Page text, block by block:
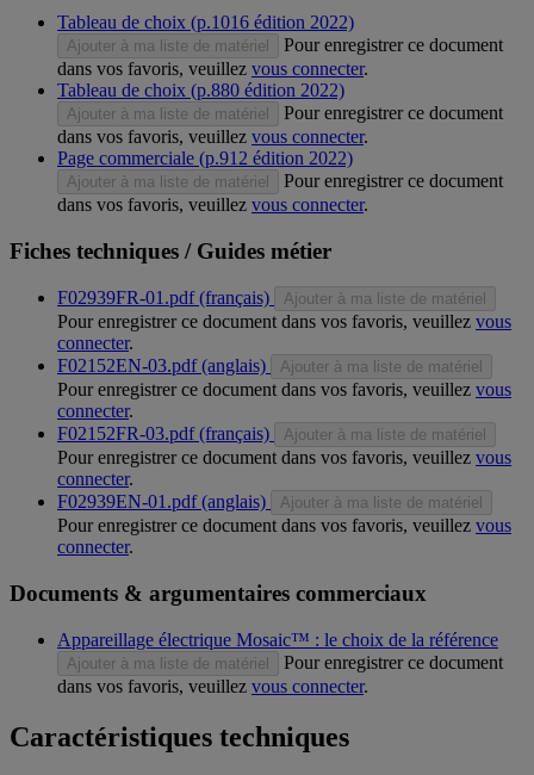
Tableau de choix (p.1016 édition 2022)
Ajouter à ma liste de matériel
Pour enregistrer ce document
dans vos favoris, veuillez vous connecter.
Tableau de choix (p.880 édition 2022)
Ajouter à ma liste de matériel
Pour enregistrer ce document
dans vos favoris, veuillez vous connecter.
Page commerciale (p.912 édition 2022)
Ajouter à ma liste de matériel
Pour enregistrer ce document
dans vos favoris, veuillez vous connecter.
Fiches techniques / Guides métier
F02939FR-01.pdf (français) Ajouter à ma liste de matériel
Pour enregistrer ce document dans vos favoris, veuillez vous
connecter.
F02152EN-03.pdf (anglais)
Ajouter à ma liste de matériel
Pour enregistrer ce document dans vos favoris, veuillez vous
connecter.
F02152FR-03.pdf (français)
Ajouter à ma liste de matériel
Pour enregistrer ce document dans vos favoris, veuillez vous
connecter.
F02939EN-01.pdf (anglais)
Ajouter à ma liste de matériel
Pour enregistrer ce document dans vos favoris, veuillez vous
connecter.
Documents & argumentaires commerciaux
Appareillage électrique Mosaic™ : le choix de la référence
Ajouter à ma liste de matériel
Pour enregistrer ce document
dans vos favoris, veuillez vous connecter.
Caractéristiques techniques